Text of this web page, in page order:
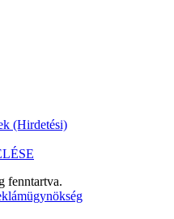
(Hirdetési)
fenntartva.